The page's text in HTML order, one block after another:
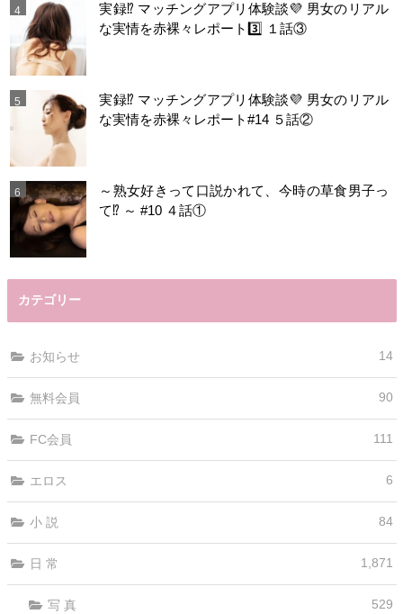
実録⁉️ マッチングアプリ体験談💜 男女のリアル
な実情を赤裸々レポート3️⃣ １話③
実録⁉️ マッチングアプリ体験談💜 男女のリアル
な実情を赤裸々レポート#14 ５話②
～熟女好きって口説かれて、今時の草食男子っ
て⁉️ ～ #10 ４話①
カテゴリー
お知らせ 14
無料会員 90
FC会員 111
エロス 6
小 説 84
日 常 1,871
写 真 529